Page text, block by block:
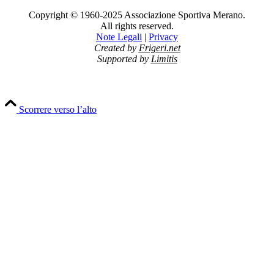
Copyright © 1960-2025 Associazione Sportiva Merano.
All rights reserved.
Note Legali | Privacy
Created by Frigeri.net
Supported by Limitis
Scorrere verso l’alto